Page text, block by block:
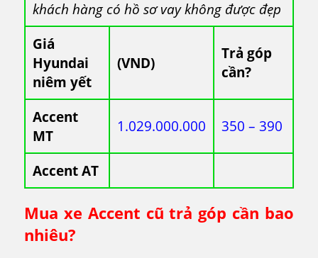
khách hàng có hồ sơ vay không được đẹp
Giá
Hyundai
niêm yết
(VND)
Trả góp
cần?
Accent
MT
1.029.000.000 350 – 390
Accent AT
Mua xe Accent cũ trả góp cần bao
nhiêu?